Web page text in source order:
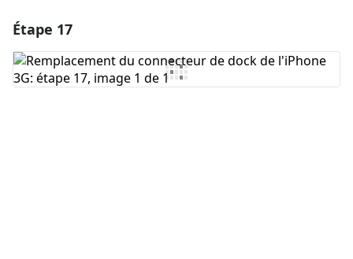
Ajouter un commentaire
Étape 17